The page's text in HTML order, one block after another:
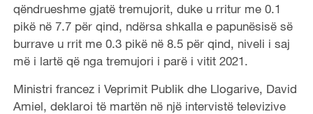
qëndrueshme gjatë tremujorit, duke u rritur me 0.1
pikë në 7.7 për qind, ndërsa shkalla e papunësisë së
burrave u rrit me 0.3 pikë në 8.5 për qind, niveli i saj
më i lartë që nga tremujori i parë i vitit 2021.
Ministri francez i Veprimit Publik dhe Llogarive, David
Amiel, deklaroi të martën në një intervistë televizive